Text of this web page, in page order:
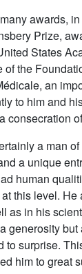
awards,
Prize,
States
of the
an
to him and
consecration
a man
a unique
human
this level.
as in his
generosity
to surprise.
him to great